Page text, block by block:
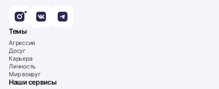
*
Темы
Агрессия
Досуг
Карьера
Личность
Мир вокруг
Наши сервисы